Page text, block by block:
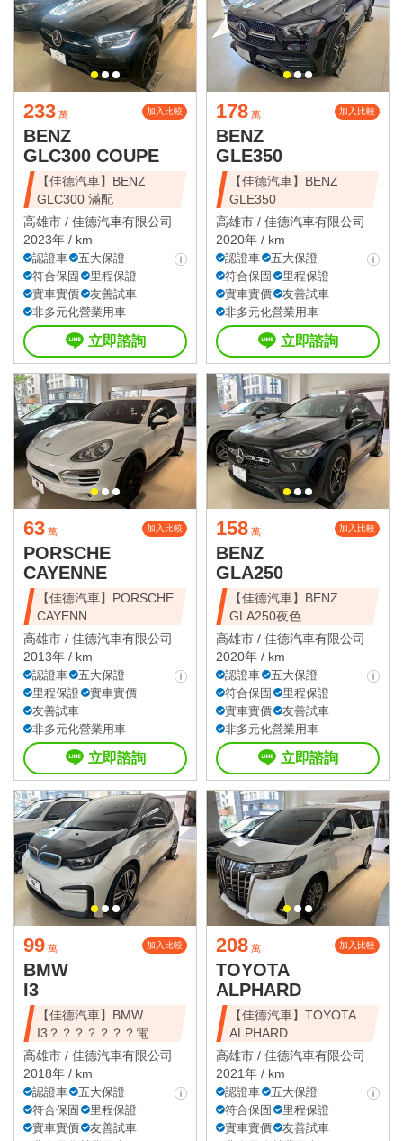
233 萬 加入比較
BENZ
GLC300 COUPE
【佳德汽車】BENZ
GLC300 滿配
高雄市 / 佳德汽車有限公司
2023年 / km
認證車
五大保證
符合保固
里程保證
實車實價
友善試車
非多元化營業用車
立即諮詢
178 萬 加入比較
BENZ
GLE350
【佳德汽車】BENZ
GLE350
高雄市 / 佳德汽車有限公司
2020年 / km
認證車
五大保證
符合保固
里程保證
實車實價
友善試車
非多元化營業用車
立即諮詢
63 萬 加入比較
PORSCHE
CAYENNE
【佳德汽車】PORSCHE
CAYENN
高雄市 / 佳德汽車有限公司
2013年 / km
認證車
五大保證
里程保證
實車實價
友善試車
非多元化營業用車
立即諮詢
158 萬 加入比較
BENZ
GLA250
【佳德汽車】BENZ
GLA250夜色.
高雄市 / 佳德汽車有限公司
2020年 / km
認證車
五大保證
符合保固
里程保證
實車實價
友善試車
非多元化營業用車
立即諮詢
99 萬 加入比較
BMW
I3
【佳德汽車】BMW
I3？？？？？？？電
高雄市 / 佳德汽車有限公司
2018年 / km
認證車
五大保證
符合保固
里程保證
實車實價
友善試車
208 萬 加入比較
TOYOTA
ALPHARD
【佳德汽車】TOYOTA
ALPHARD
高雄市 / 佳德汽車有限公司
2021年 / km
認證車
五大保證
符合保固
里程保證
實車實價
友善試車